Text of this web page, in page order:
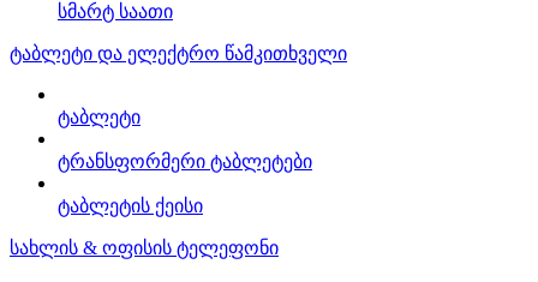
სმარტ საათი
ტაბლეტი და ელექტრო წამკითხველი
ტაბლეტი
ტრანსფორმერი ტაბლეტები
ტაბლეტის ქეისი
სახლის & ოფისის ტელეფონი